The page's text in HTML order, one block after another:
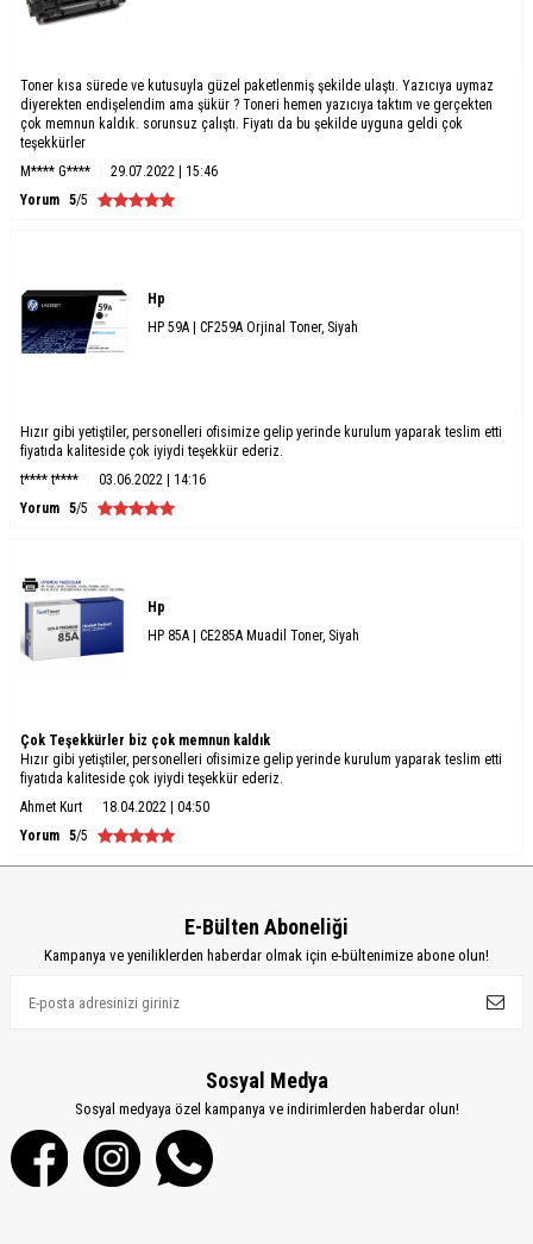
Toner kısa sürede ve kutusuyla güzel paketlenmiş şekilde ulaştı. Yazıcıya uymaz
diyerekten endişelendim ama şükür ? Toneri hemen yazıcıya taktım ve gerçekten
çok memnun kaldık. sorunsuz çalıştı. Fiyatı da bu şekilde uyguna geldi çok
teşekkürler
M**** G****
29.07.2022 | 15:46
Yorum 5/5
Hp
HP 59A | CF259A Orjinal Toner, Siyah
Hızır gibi yetiştiler, personelleri ofisimize gelip yerinde kurulum yaparak teslim etti
fiyatıda kaliteside çok iyiydi teşekkür ederiz.
t**** t****
03.06.2022 | 14:16
Yorum 5/5
Hp
HP 85A | CE285A Muadil Toner, Siyah
Çok Teşekkürler biz çok memnun kaldık
Hızır gibi yetiştiler, personelleri ofisimize gelip yerinde kurulum yaparak teslim etti
fiyatıda kaliteside çok iyiydi teşekkür ederiz.
Ahmet Kurt
18.04.2022 | 04:50
Yorum 5/5
E-Bülten Aboneliği
Kampanya ve yeniliklerden haberdar olmak için e-bültenimize abone olun!
Sosyal Medya
Sosyal medyaya özel kampanya ve indirimlerden haberdar olun!